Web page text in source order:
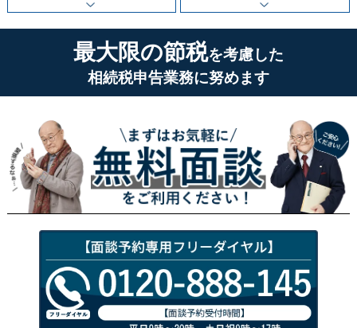
最大限の節税を考慮した
相続税申告業務に努めます